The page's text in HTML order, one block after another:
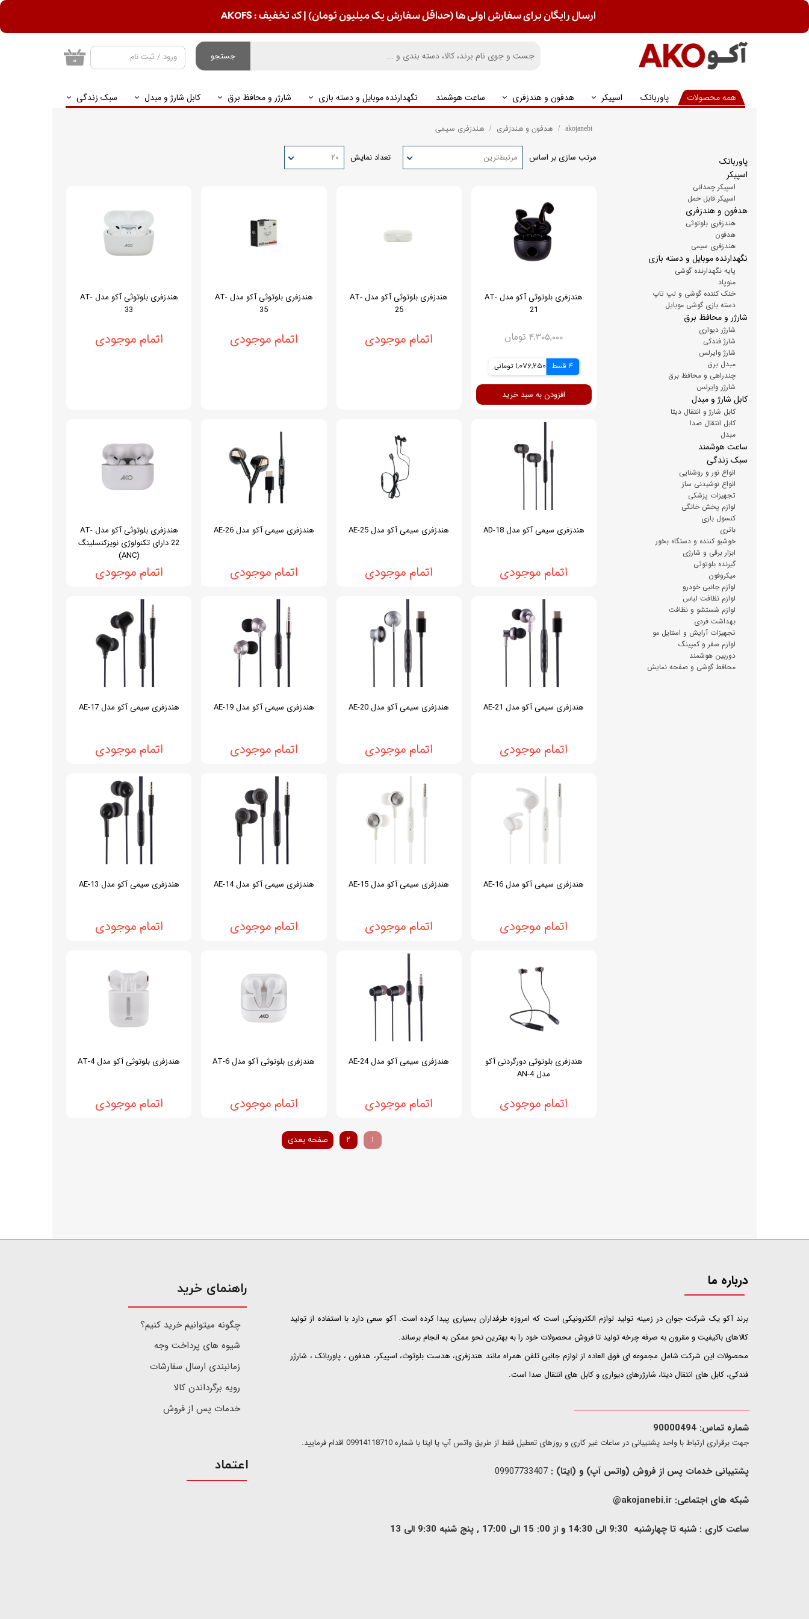
جستجو
همه محصولات پاوربانک اسپیکر هدفون و هندزفری ساعت هوشمند نگهدارنده موبایل و دسته بازی شارژر و محافظ برق کابل شارژ و مبدل سبک زندگی
ورود / ثبت نام
تغییر گذر واژه
۰
ارسال رایگان برای سفارش اولی ها (حداقل سفارش یک میلیون تومان) | کد تخفیف : AKOFS
akojanebi هدفون و هندزفری هندزفری سیمی
مرتب سازی بر اساس مرتبط‌ترین تعداد نمایش ۲۰
هندزفری بلوتوثی آکو مدل AT-
21
۴,۳۰۵,۰۰۰ تومان
4 قسط 1,076,250 تومانی
افزودن به سبد خرید
هندزفری بلوتوثی آکو مدل AT-
25
اتمام موجودی
هندزفری بلوتوثی آکو مدل AT-
35
اتمام موجودی
هندزفری بلوتوثی آکو مدل AT-
33
اتمام موجودی
هندزفری سیمی آکو مدل AD-18
اتمام موجودی
هندزفری سیمی آکو مدل AE-25
اتمام موجودی
هندزفری سیمی آکو مدل AE-26
اتمام موجودی
هندزفری بلوتوثی آکو مدل AT-
22 دارای تکنولوژی نویزکنسلینگ
(ANC)
اتمام موجودی
هندزفری سیمی آکو مدل AE-21
اتمام موجودی
هندزفری سیمی آکو مدل AE-20
اتمام موجودی
هندزفری سیمی آکو مدل AE-19
اتمام موجودی
هندزفری سیمی آکو مدل AE-17
اتمام موجودی
هندزفری سیمی آکو مدل AE-16
اتمام موجودی
هندزفری سیمی آکو مدل AE-15
اتمام موجودی
هندزفری سیمی آکو مدل AE-14
اتمام موجودی
هندزفری سیمی آکو مدل AE-13
اتمام موجودی
هندزفری بلوتوثی دورگردنی آکو
مدل AN-4
اتمام موجودی
هندزفری سیمی آکو مدل AE-24
اتمام موجودی
هندزفری بلوتوثی آکو مدل AT-6
اتمام موجودی
هندزفری بلوتوثی آکو مدل AT-4
اتمام موجودی
۱ ۲ صفحه بعدی
پاوربانک
اسپیکر
اسپیکر چمدانی
اسپیکر قابل حمل
هدفون و هندزفری
هندزفری بلوتوثی
هدفون
هندزفری سیمی
نگهدارنده موبایل و دسته بازی
پایه نگهدارنده گوشی
منوپاد
خنک کننده گوشی و لپ تاپ
دسته بازی گوشی موبایل
شارژر و محافظ برق
شارژر دیواری
شارژ فندکی
شارژ وایرلس
مبدل برق
چندراهی و محافظ برق
شارژر وایرلس
کابل شارژ و مبدل
کابل شارژ و انتقال دیتا
کابل انتقال صدا
مبدل
ساعت هوشمند
سبک زندگی
انواع نور و روشنایی
انواع نوشیدنی ساز
تجهیزات پزشکی
لوازم پخش خانگی
کنسول بازی
باتری
خوشبو کننده و دستگاه بخور
ابزار برقی و شارژی
گیرنده بلوتوثی
میکروفون
لوازم جانبی خودرو
لوازم نظافت لباس
لوازم شستشو و نظافت
بهداشت فردی
تجهیزات آرایش و استایل مو
لوازم سفر و کمپینگ
دوربین هوشمند
محافط گوشی و صفحه نمایش
درباره ما
​​​​​​​برند آکو یک شرکت جوان در زمینه تولید لوازم الکترونیکی است که امروزه طرفداران بسیاری پیدا کرده است. آکو سعی دارد با استفاده از تولید
کالاهای باکیفیت و مقرون به صرفه چرخه تولید تا فروش محصولات خود را به بهترین نحو ممکن به انجام برساند.
محصولات این شرکت شامل مجموعه ای فوق العاده از لوازم جانبی تلفن همراه مانند هندزفری، هدست بلوتوث، اسپیکر، هدفون ، پاوربانک ، شارژر
فندکی، کابل های انتقال دیتا، شارژرهای دیواری و کابل های انتقال صدا است.
شماره تماس: 90000494
​​جهت برقراری ارتباط با واحد پشتیبانی در ساعات غیر کاری و روزهای تعطیل فقط از طریق واتس آپ یا ایتا با شماره 09914118710 اقدام فرمایید.
پشتیبانی خدمات پس از فروش (واتس آپ) و (ایتا) :
شبکه های اجتماعی: akojanebi.ir@
ساعت کاری : شنبه تا چهارشنبه 9:30 الی 14:30 و از 00: 15 الی 17:00 , پنج شنبه 9:30 الی 13
​راهنمای خرید
چگونه میتوانیم خرید کنیم؟
شیوه های پرداخت وجه
زمانبندی ارسال سفارشات
رویه برگرداندن کالا
خدمات پس از فروش
اعتماد